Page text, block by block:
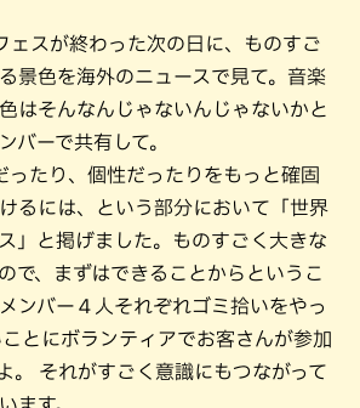
ェスが終わった次の日に、ものすご
景色を海外のニュースで見て。音楽
はそんなんじゃないんじゃないかと
バーで共有して。
たり、個性だったりをもっと確固
るには、という部分において「世界
」と掲げました。ものすごく大きな
で、まずはできることからというこ
ンバー４人それぞれゴミ拾いをやっ
とにボランティアでお客さんが参加
。 それがすごく意識にもつながって
ます。